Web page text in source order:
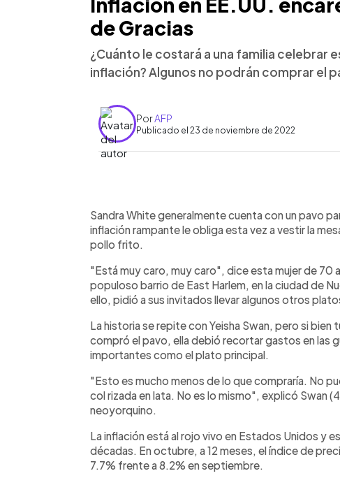
de Gracias
¿Cuánto le costará a una familia celebrar
inflación? Algunos no podrán comprar el
PorAFP
Publicado el 23 de noviembre de 2022
► Escuchar artículo
Sandra White generalmente cuenta con un pavo
inflación rampante le obliga esta vez a vestir la
pollo frito.
"Está muy caro, muy caro", dice esta mujer de 70
populoso barrio de East Harlem, en la ciudad de
ello, pidió a sus invitados llevar algunos otros
La historia se repite con Yeisha Swan, pero si
compró el pavo, ella debió recortar gastos en las
importantes como el plato principal.
"Esto es mucho menos de lo que compraría. No
col rizada en lata. No es lo mismo", explicó Swan
neoyorquino.
La inflación está al rojo vivo en Estados Unidos y
décadas. En octubre, a 12 meses, el índice de
7.7% frente a 8.2% en septiembre.